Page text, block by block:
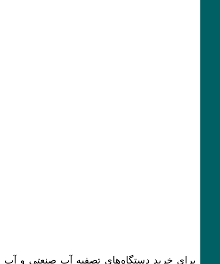
برای خرید دستگاه‌های تصفیه آب صنعتی و آب